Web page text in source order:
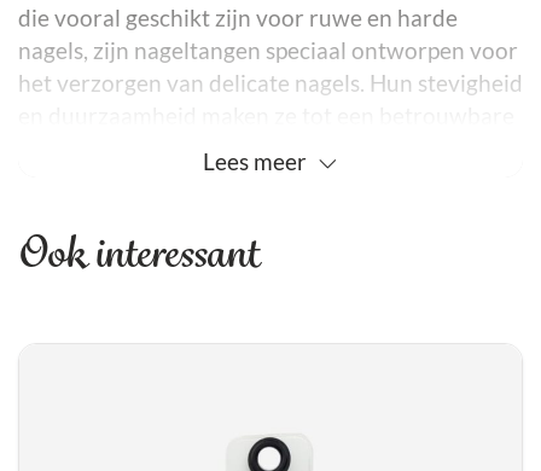
die vooral geschikt zijn voor ruwe en harde
nagels, zijn nageltangen speciaal ontworpen voor
het verzorgen van delicate nagels. Hun stevigheid
keuze, terwijl het scherpe, precieze snijwerk het
Professioneel Handmatig Geslepen voor
handmatig geslepen in meerdere fasen, waardoor
rechte snijkanten zonder helling en het snijdeel
Lees meer
Ook interessant